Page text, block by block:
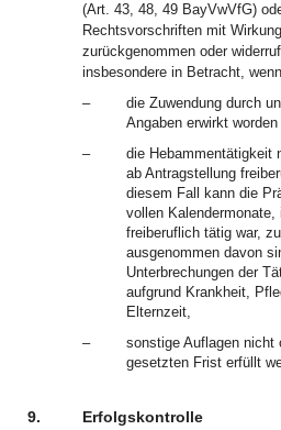
(Art. 43, 48, 49 BayVwVfG)
Rechtsvorschriften mit
zurückgenommen oder
insbesondere in Betracht, wenn
–
die Zuwendung durch
Angaben erwirkt
–
die Hebammentätigkeit
ab Antragstellung
diesem Fall kann die
vollen
freiberuflich tätig war,
ausgenommen davon
Unterbrechungen der
aufgrund Krankheit,
Elternzeit,
–
sonstige Auflagen nicht
gesetzten Frist erfüllt
9. Erfolgskontrolle